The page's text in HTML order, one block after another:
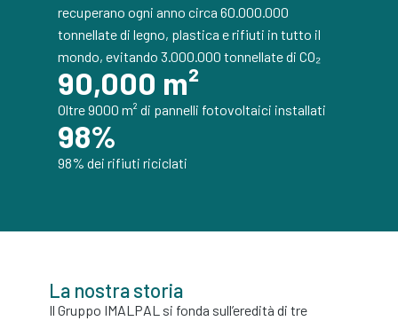
recuperano ogni anno circa 60.000.000
tonnellate di legno, plastica e rifiuti in tutto il
mondo, evitando 3.000.000 tonnellate di CO₂
Oltre 9000 m² di pannelli fotovoltaici installati
90,000 m²
98% dei rifiuti riciclati
98%
La nostra storia
Il Gruppo IMALPAL si fonda sull’eredità di tre